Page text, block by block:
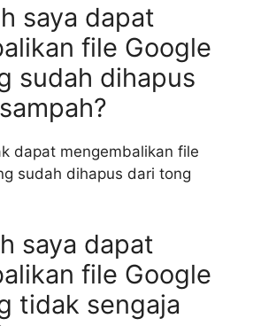
saya dapat
file Google
sudah dihapus
dapat mengembalikan file
sudah dihapus dari tong
saya dapat
file Google
tidak sengaja